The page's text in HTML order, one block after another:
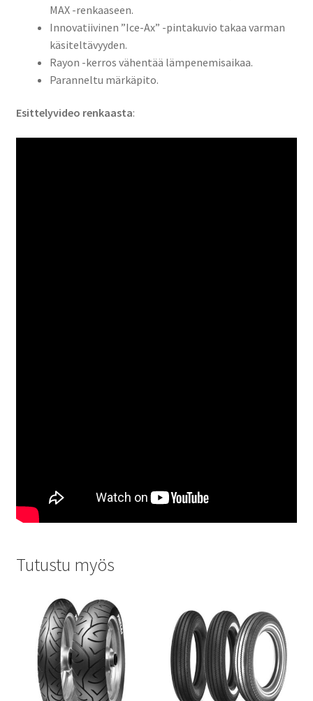
MAX -renkaaseen.
Innovatiivinen ”Ice-Ax” -pintakuvio takaa varman
käsiteltävyyden.
Rayon -kerros vähentää lämpenemisaikaa.
Paranneltu märkäpito.
Esittelyvideo renkaasta:
Tutustu myös